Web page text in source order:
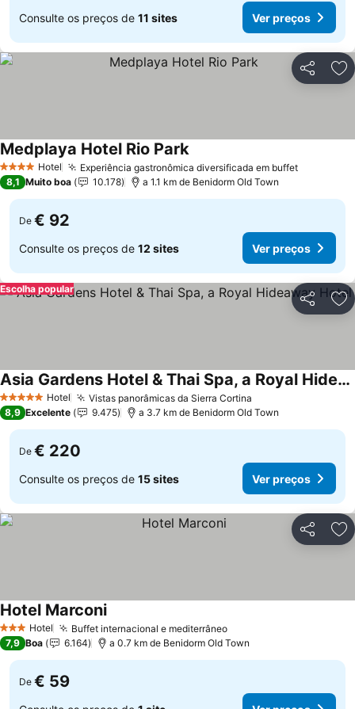
Consulte os preços de 11 sites Ver preços
Partilhar
4 EstrelasHotel Experiência gastronômica diversificada em buffetVer
Medplaya Hotel Rio ParkVer preços
8,1 Muito boa 10.178 a 1.1 km de Benidorm Old Town
De € 92
Consulte os preços de 12 sites Ver preços
Partilhar
Escolha popular
5 Estrelas Hotel Vistas panorâmicas da Sierra Cortina
Asia Gardens Hotel & Thai Spa, a Royal Hideaway Hotel
Ver preços
8,9 Excelente 9.475 a 3.7 km de Benidorm Old Town
De € 220
Consulte os preços de 15 sites Ver preços
Partilhar
3 EstrelasHotel Buffet internacional e mediterrâneoVer preços
Hotel MarconiVer preços
7,9 Boa 6.164 a 0.7 km de Benidorm Old Town
De € 59